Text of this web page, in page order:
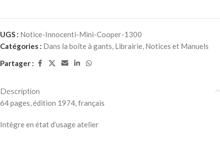
UGS : Notice-Innocenti-Mini-Cooper-1300
Catégories : Dans la boîte à gants, Librairie, Notices et Manuels
Partager :
Description
64 pages, édition 1974, français
Intègre en état d’usage atelier